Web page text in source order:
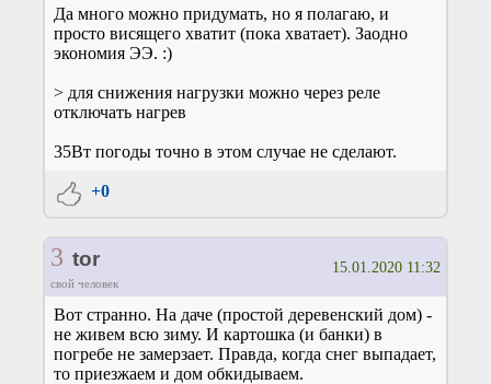
Да много можно придумать, но я полагаю, и
просто висящего хватит (пока хватает). Заодно
экономия ЭЭ. :)
> для снижения нагрузки можно через реле
отключать нагрев
35Вт погоды точно в этом случае не сделают.
+0
3 tor
свой человек
15.01.2020 11:32
Вот странно. На даче (простой деревенский дом) -
не живем всю зиму. И картошка (и банки) в
погребе не замерзает. Правда, когда снег выпадает,
то приезжаем и дом обкидываем.